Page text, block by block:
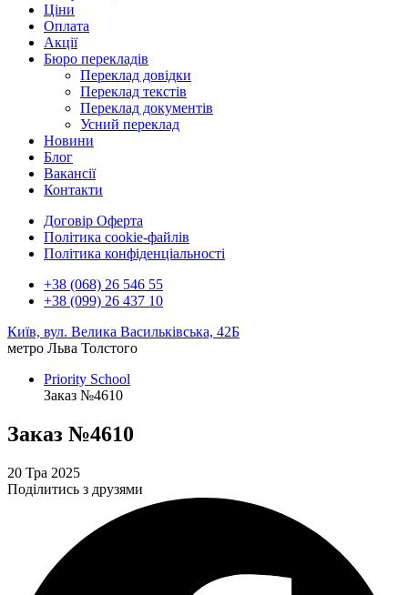
Ціни
Оплата
Акції
Бюро перекладів
Переклад довідки
Переклад текстів
Переклад документів
Усний переклад
Новини
Блог
Вакансії
Контакти
Договір Оферта
Політика cookie-файлів
Політика конфіденціальності
+38 (068) 26 546 55
+38 (099) 26 437 10
Київ, вул. Велика Васильківська, 42Б
метро Льва Толстого
Priority School
Заказ №4610
Заказ №4610
20 Тра 2025
Поділитись з друзями